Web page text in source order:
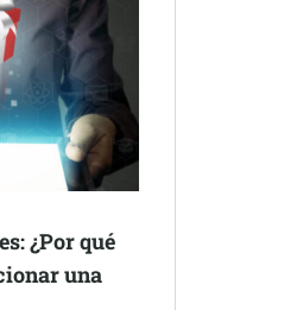
¿Por qué
una